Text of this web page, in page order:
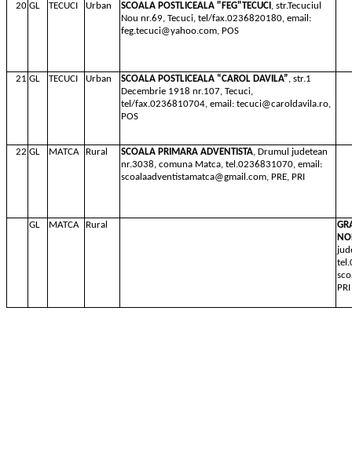
20 GL TECUCI Urban SCOALA POSTLICEALA "FEG"TECUCI , str.Tecuciul
Nou nr.69, Tecuci, tel/fax.0236820180, email:
feg.tecuci@yahoo.com, POS
21 GL TECUCI Urban SCOALA POSTLICEALA “CAROL DAVILA”, str.1
Decembrie 1918 nr.107, Tecuci,
tel/fax.0236810704, email: tecuci@caroldavila.ro,
POS
22 GL MATCA Rural SCOALA PRIMARA ADVENTISTA, Drumul judetean
nr.3038, comuna Matca, tel.0236831070, email:
scoalaadventistamatca@gmail.com, PRE, PRI
GL MATCA Rural
PRI